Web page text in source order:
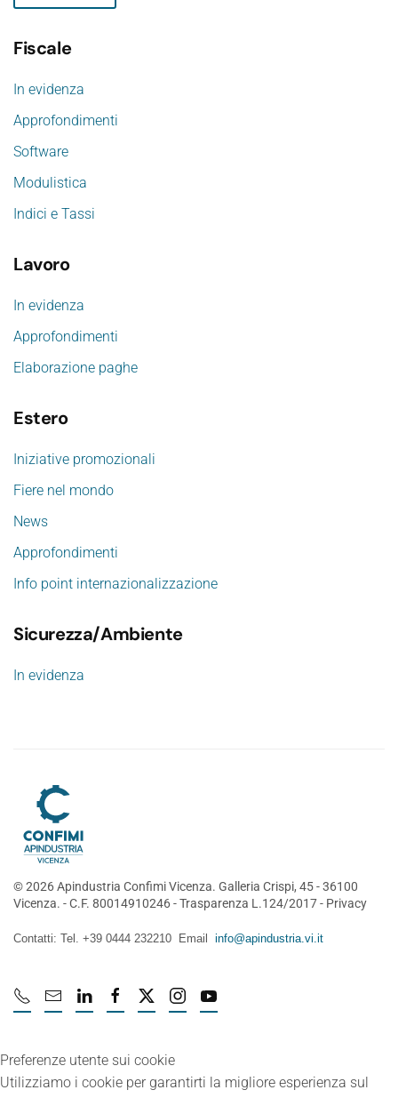
Fiscale
In evidenza
Approfondimenti
Software
Modulistica
Indici e Tassi
Lavoro
In evidenza
Approfondimenti
Elaborazione paghe
Estero
Iniziative promozionali
Fiere nel mondo
News
Approfondimenti
Info point internazionalizzazione
Sicurezza/Ambiente
In evidenza
©2026Apindustria Confimi Vicenza. Galleria Crispi, 45 - 36100
Vicenza. - C.F. 80014910246 -Trasparenza L.124/2017- Privacy
Contatti: Tel. +39 0444 232210 Email info@apindustria.vi.it
Preferenze utente sui cookie
Utilizziamo i cookie per garantirti la migliore esperienza sul